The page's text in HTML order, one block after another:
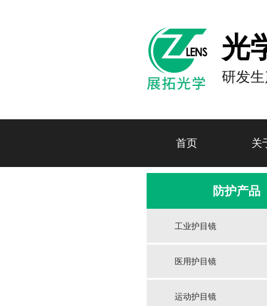
光
研发
首页 关
防护产品
工业护目镜
医用护目镜
运动护目镜